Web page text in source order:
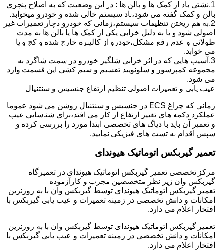
1.نشتی باد از کمک ها و بالن ها : در این وضعیت که به اصلاح پنچری
بالن و کمک گفته می شود،باد سیستم خالی شده و خودرو میخوابد.
2.به هم ریختن تنظیمات سیستم،زمانی که خودرو دچار تعمیرات غیر
اصولی شود و یا به دلیل خرابی یکی از کمک ها یا بالن ها به مدت
طولانی و عدم رفع مشکل،خودرو از کالیبره خارج شده و کج و یا
می خوابد.
3.آسیب هایی که در اثر خرابی شلگیر خودرو در سمت شاگرد به
مجموعه کمپرسور و سلونویید تقسیم و سیم کشی این قسمت وارد
می شود.
عیب یابی و تعمیرات اصولی تنظیم ارتفاع جنسیس و سنتنیال
زمانی که چراغ ECS در جنسیس و سنتنیال روشن می شود عموما
عملکرد دکمه های تغییر ارتفاع از کار می افتد،برای شناسایی عیب
و تعمیر آن باید با دیاگ های تخصصی ابتدا مورد را بررسی کرده و
سپس اقدام به تست های فیزیکی نمایید.
تعمیر گیربکس اتوماتیک هیوندای
مرکز تخصصی تعمیر گیربکس اتوماتیک هیوندای در تعمیرگاه
گیربکس وان زیر نظر متخصصین مجرب و کارآزموده
تعمیر گیربکس اتوماتیک هیوندای توسط گیربکس وان با به روزترین
امکانات و دانش تخصصی در زمینه تعمیرات و عیب یابی گیربکس با
افتخار اعلام می دارد.
تعمیر گیربکس اتوماتیک هیوندای توسط گیربکس وان با به روزترین
امکانات و دانش تخصصی در زمینه تعمیرات و عیب یابی گیربکس با
افتخار اعلام می دارد.